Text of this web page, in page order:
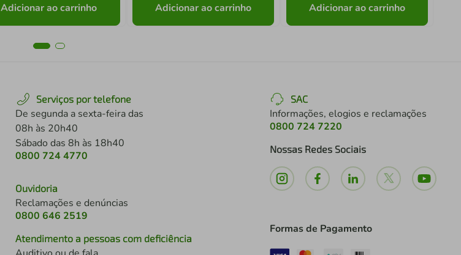
Adicionar ao carrinho Adicionar ao carrinho Adicionar ao carrinho
Serviços por telefone
De segunda a sexta-feira das
08h às 20h40
Sábado das 8h às 18h40
0800 724 4770
Ouvidoria
Reclamações e denúncias
0800 646 2519
Atendimento a pessoas com deficiência
SAC
Informações, elogios e reclamações
0800 724 7220
Nossas Redes Sociais
Formas de Pagamento